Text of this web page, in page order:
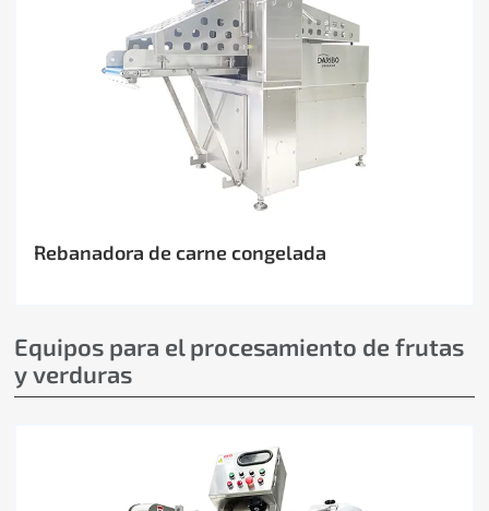
Rebanadora de carne congelada
Equipos para el procesamiento de frutas
y verduras